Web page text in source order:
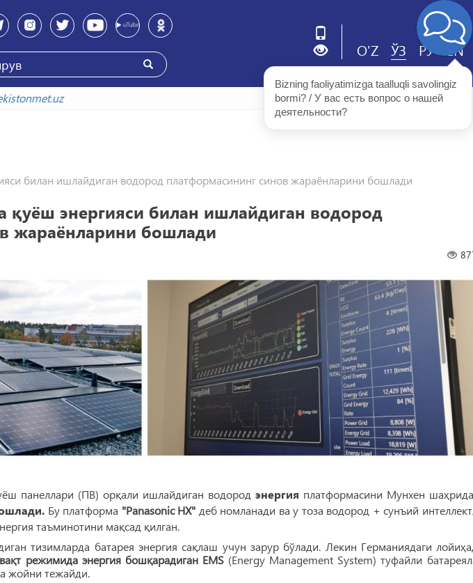
O'Z ЎЗ РУ EN
билан ишлайдиган водород платформасининг синов жараёнларини бошлади
қуёш энергияси билан ишлайдиган водород
жараёнларини бошлади
панеллари (ПВ) орқали ишлайдиган водород энергия платформасини Мунхен
Бу платформа "Panasonic HX" деб номланади ва у тоза водород + сунъий
таъминотини мақсад қилган.
тизимларда батарея энергия сақлаш учун зарур бўлади. Лекин Германиядаги
режимида энергия бошқарадиган EMS (Energy Management System) туфайли
жойни тежайди.
Bizning faoliyatimizga taalluqli savolingiz
bormi? / У вас есть вопрос о нашей
деятельности?